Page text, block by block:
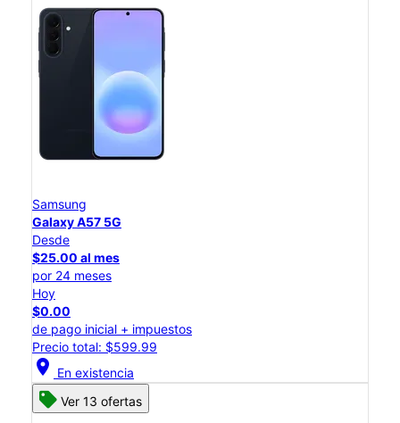
Samsung
Galaxy A57 5G
Desde
$25.00 al mes
por 24 meses
Hoy
$0.00
de pago inicial + impuestos
Precio total: $599.99
location_on En existencia
Ver 13 ofertas